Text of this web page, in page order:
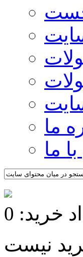
ما
ما
خرید: 0